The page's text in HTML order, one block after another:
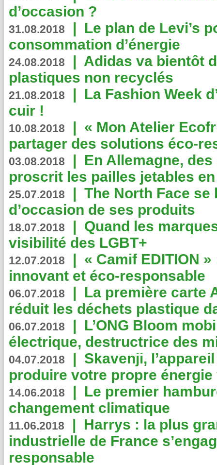
d’occasion ?
31.08.2018 | Le plan de Levi’s
consommation d’énergie
24.08.2018 | Adidas va bientôt
plastiques non recyclés
21.08.2018 | La Fashion Week
cuir !
10.08.2018 | « Mon Atelier
partager des solutions éco-
03.08.2018 | En Allemagne,
proscrit les pailles jetables
25.07.2018 | The North Face se
d’occasion de ses produits
18.07.2018 | Quand les
visibilité des LGBT+
12.07.2018 | « Camif EDITION
innovant et éco-responsable
06.07.2018 | La première carte
réduit les déchets plastique
06.07.2018 | L’ONG Bloom
électrique, destructrice des
04.07.2018 | Skavenji,
produire votre propre
14.06.2018 | Le premier
changement climatique
11.06.2018 | Harrys : la plus
industrielle de France
responsable